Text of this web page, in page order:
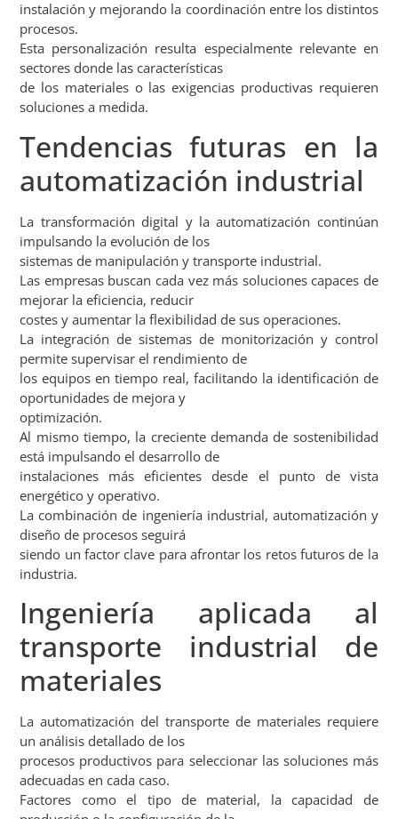
instalación y mejorando la coordinación entre los distintos
procesos.
Esta personalización resulta especialmente relevante en
sectores donde las características
de los materiales o las exigencias productivas requieren
soluciones a medida.
Tendencias futuras en la
automatización industrial
La transformación digital y la automatización continúan
impulsando la evolución de los
sistemas de manipulación y transporte industrial.
Las empresas buscan cada vez más soluciones capaces de
mejorar la eficiencia, reducir
costes y aumentar la flexibilidad de sus operaciones.
La integración de sistemas de monitorización y control
permite supervisar el rendimiento de
los equipos en tiempo real, facilitando la identificación de
oportunidades de mejora y
optimización.
Al mismo tiempo, la creciente demanda de sostenibilidad
está impulsando el desarrollo de
instalaciones más eficientes desde el punto de vista
energético y operativo.
La combinación de ingeniería industrial, automatización y
diseño de procesos seguirá
siendo un factor clave para afrontar los retos futuros de la
industria.
Ingeniería aplicada al
transporte industrial de
materiales
La automatización del transporte de materiales requiere
un análisis detallado de los
procesos productivos para seleccionar las soluciones más
adecuadas en cada caso.
Factores como el tipo de material, la capacidad de